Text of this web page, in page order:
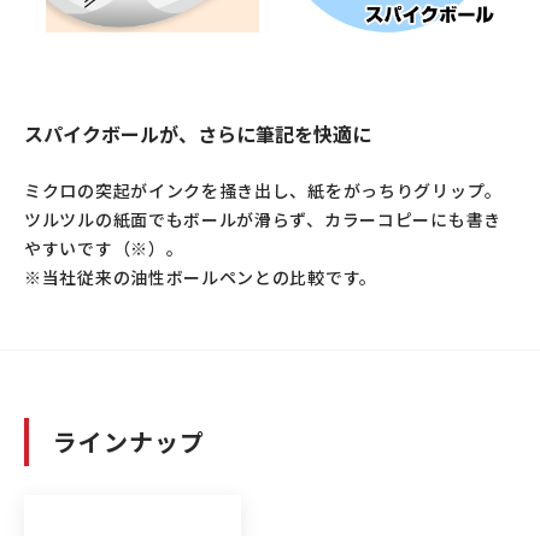
スパイクボールが、さらに筆記を快適に
ミクロの突起がインクを掻き出し、紙をがっちりグリップ。
ツルツルの紙面でもボールが滑らず、カラーコピーにも書き
やすいです（※）。
※当社従来の油性ボールペンとの比較です。
ラインナップ